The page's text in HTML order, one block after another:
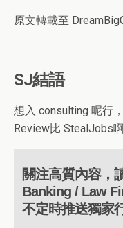
原文轉載至
SJ結語
想入 consulting 呢行
Review比 StealJobs啊
關注高質內容，
Banking / Law
不定時推送獨家